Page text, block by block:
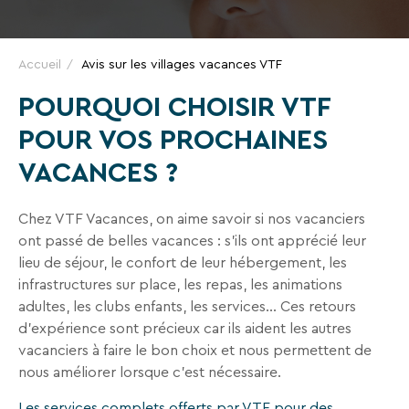
Accueil Avis sur les villages vacances VTF
POURQUOI CHOISIR VTF
POUR VOS PROCHAINES
VACANCES ?
Chez VTF Vacances, on aime savoir si nos vacanciers
ont passé de belles vacances : s’ils ont apprécié leur
lieu de séjour, le confort de leur hébergement, les
infrastructures sur place, les repas, les animations
adultes, les clubs enfants, les services… Ces retours
d'expérience sont précieux car ils aident les autres
vacanciers à faire le bon choix et nous permettent de
nous améliorer lorsque c'est nécessaire.
des
offres
et
des
bons
plans
pour
vos
vacances
!